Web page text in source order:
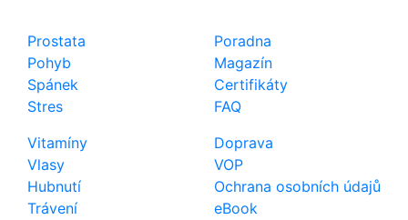
Prostata
Pohyb
Spánek
Stres
Vitamíny
Vlasy
Hubnutí
Trávení
Poradna
Magazín
Certifikáty
FAQ
Doprava
VOP
Ochrana osobních údajů
eBook